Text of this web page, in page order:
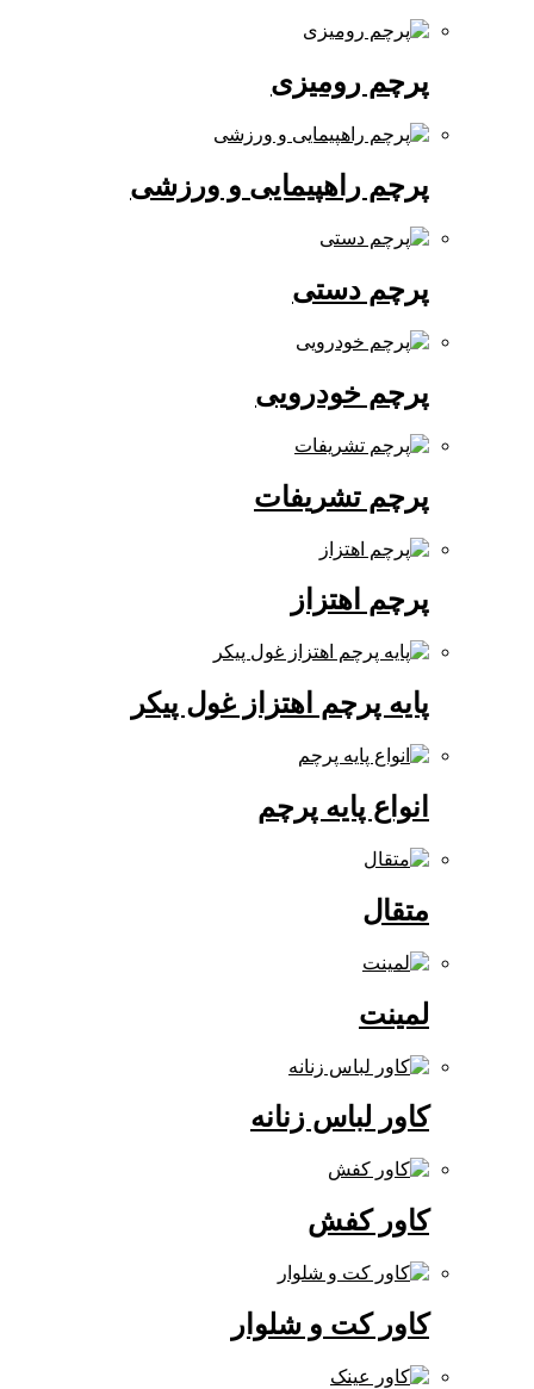
پرچم رومیزی
پرچم راهپیمایی و ورزشی
پرچم دستی
پرچم خودرویی
پرچم تشریفات
پرچم اهتزاز
پایه پرچم اهتزاز غول پیکر
انواع پایه پرچم
کاور لباس زنانه
کاور کفش
کاور کت و شلوار